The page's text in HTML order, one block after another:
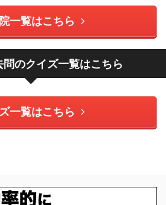
一覧はこちら
問のクイズ一覧はこちら
一覧はこちら